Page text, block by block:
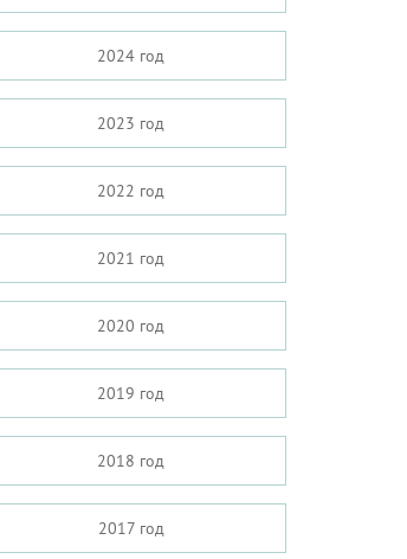
2024 год
2023 год
2022 год
2021 год
2020 год
2019 год
2018 год
2017 год